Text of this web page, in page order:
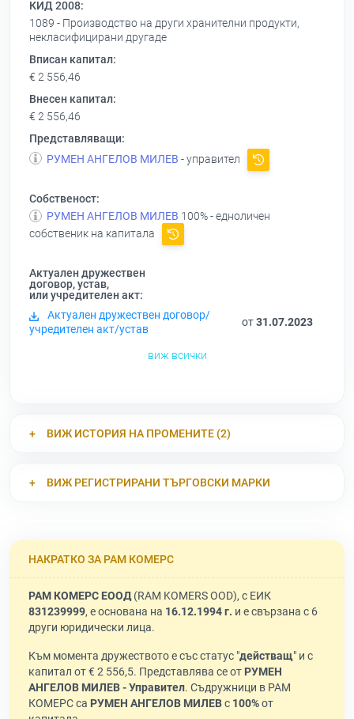
КИД 2008:
1089 - Производство на други хранителни продукти,
некласифицирани другаде
Вписан капитал:
€ 2 556,46
Внесен капитал:
€ 2 556,46
Представляващи:
РУМЕН АНГЕЛОВ МИЛЕВ - управител
Собственост:
РУМЕН АНГЕЛОВ МИЛЕВ 100% - едноличен
собственик на капитала
Актуален дружествен
договор, устав,
или учредителен акт:
Актуален дружествен договор/
учредителен акт/устав
от31.07.2023
виж всички
ВИЖ ИСТОРИЯ НА ПРОМЕНИТЕ (2)
ВИЖ РЕГИСТРИРАНИ ТЪРГОВСКИ МАРКИ
НАКРАТКО ЗА РАМ КОМЕРС
РАМ КОМЕРС ЕООД(RAM KOMERS OOD), с ЕИК
831239999, е основана на 16.12.1994 г. и е свързана с 6
други юридически лица.
Към момента дружеството е със статус "действащ" и с
капитал от € 2 556,5. Представлява се от РУМЕН
АНГЕЛОВ МИЛЕВ - Управител. Съдружници в РАМ
КОМЕРС са РУМЕН АНГЕЛОВ МИЛЕВс 100%от